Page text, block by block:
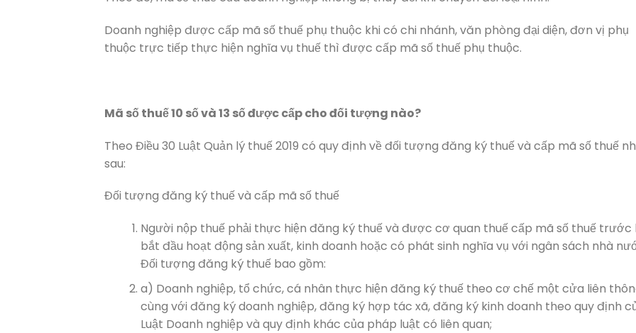
Doanh nghiệp được cấp mã số thuế phụ thuộc khi có chi nhánh, văn phòng đại diện, đơn vị phụ
thuộc trực tiếp thực hiện nghĩa vụ thuế thì được cấp mã số thuế phụ thuộc.
Mã số thuế 10 số và 13 số được cấp cho đối tượng nào?
Theo Điều 30 Luật Quản lý thuế 2019 có quy định về đối tượng đăng ký thuế và cấp mã số thuế
sau:
Đối tượng đăng ký thuế và cấp mã số thuế
Người nộp thuế phải thực hiện đăng ký thuế và được cơ quan thuế cấp mã số thuế trước
bắt đầu hoạt động sản xuất, kinh doanh hoặc có phát sinh nghĩa vụ với ngân sách nhà
Đối tượng đăng ký thuế bao gồm:
a) Doanh nghiệp, tổ chức, cá nhân thực hiện đăng ký thuế theo cơ chế một cửa liên
cùng với đăng ký doanh nghiệp, đăng ký hợp tác xã, đăng ký kinh doanh theo quy định
Luật Doanh nghiệp và quy định khác của pháp luật có liên quan;